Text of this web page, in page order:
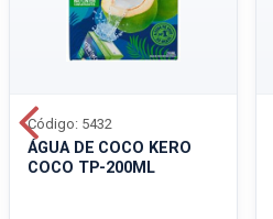
ÁGUA DE COCO KERO
COCO TP-200ML
Código: 5432